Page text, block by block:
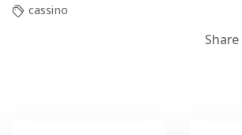
cassino